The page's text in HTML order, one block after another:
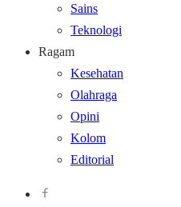
Sains
Teknologi
Ragam
Kesehatan
Olahraga
Opini
Kolom
Editorial